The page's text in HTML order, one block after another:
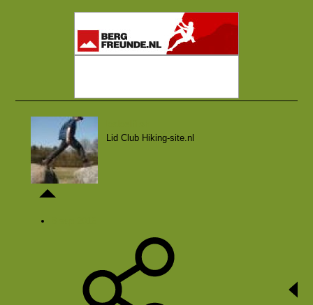
Lid Club Hiking-site.nl